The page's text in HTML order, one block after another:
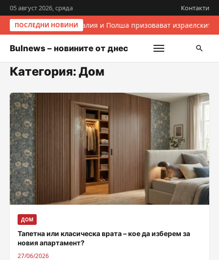
05 август 2026, сряда Контакти
ПОСЛЕДНИ НОВИНИИталия и Полша призовават израелските
Bulnews – новините от днес
Категория: Дом
ДОМ
Тапетна или класическа врата – кое да изберем за
новия апартамент?
27/06/2026